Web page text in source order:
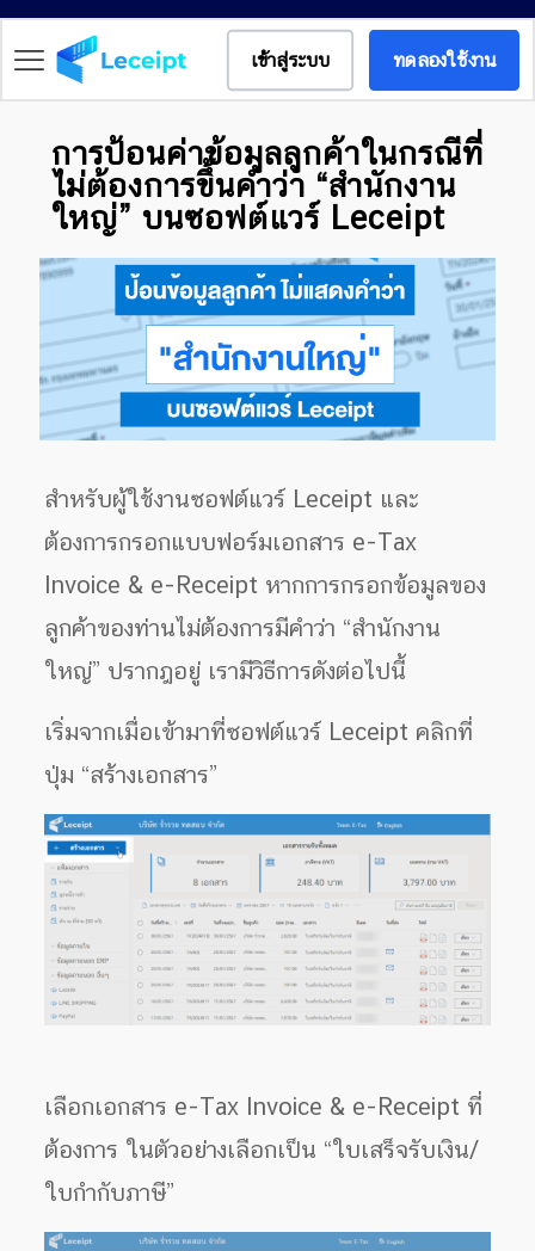
เข้าสู่ระบบ ทดลองใช้งาน
การป้อนค่าข้อมูลลูกค้าในกรณีที่
ไม่ต้องการขึ้นคำว่า “สำนักงาน
ใหญ่” บนซอฟต์แวร์ Leceipt
สำหรับผู้ใช้งานซอฟต์แวร์ Leceipt และ
ต้องการกรอกแบบฟอร์มเอกสาร e-Tax
Invoice & e-Receipt หากการกรอกข้อมูลของ
ลูกค้าของท่านไม่ต้องการมีคำว่า “สำนักงาน
ใหญ่” ปรากฎอยู่ เรามีวิธีการดังต่อไปนี้
เริ่มจากเมื่อเข้ามาที่ซอฟต์แวร์ Leceipt คลิกที่
ปุ่ม “สร้างเอกสาร”
เลือกเอกสาร e-Tax Invoice & e-Receipt ที่
ต้องการ ในตัวอย่างเลือกเป็น “ใบเสร็จรับเงิน/
ใบกำกับภาษี”